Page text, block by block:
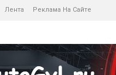
Лента Реклама На Сайте